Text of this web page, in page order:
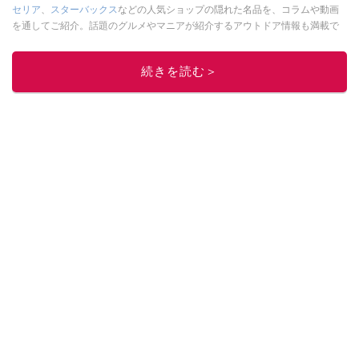
セリア、 スターバックスなどの人気ショップの隠れた名品を、コラムや動画
を通してご紹介。話題のグルメやマニアが紹介するアウトドア情報も満載で
レビューしています。毎日トレンド情報をお届けしているので、ぜひ
してください！続きを読む＞